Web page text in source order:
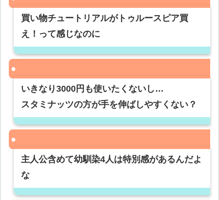
買い物チュートリアルがトゥルースピア買
え！って感じなのに
いきなり3000円も使いたくないし…
スタミナッツの方が手を伸ばしやすくない？
主人公含めて幼馴染4人は特別感があるんだよ
な